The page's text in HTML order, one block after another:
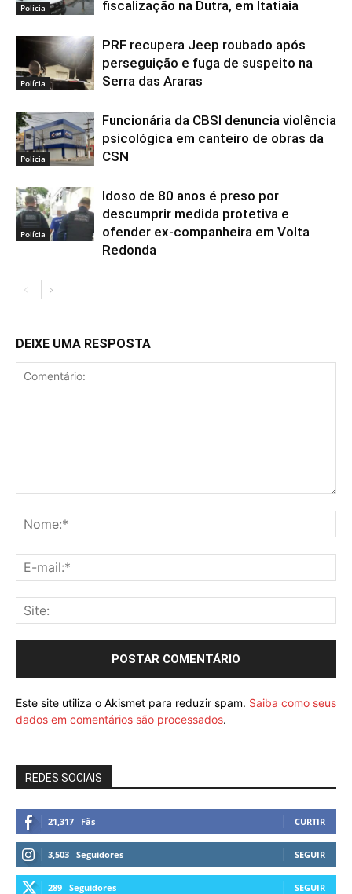
Polícia fiscalização na Dutra, em Itatiaia
Polícia
PRF recupera Jeep roubado após
perseguição e fuga de suspeito na
Serra das Araras
Polícia
Funcionária da CBSI denuncia violência
psicológica em canteiro de obras da
CSN
Polícia
Idoso de 80 anos é preso por
descumprir medida protetiva e
ofender ex-companheira em Volta
Redonda
DEIXE UMA RESPOSTA
Este site utiliza o Akismet para reduzir spam. Saiba como seus
dados em comentários são processados.
REDES SOCIAIS
21,317 Fãs CURTIR
3,503 Seguidores SEGUIR
289 Seguidores SEGUIR